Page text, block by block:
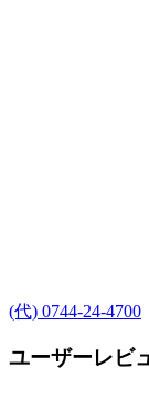
(代) 0744-24-4700
ユーザーレビ